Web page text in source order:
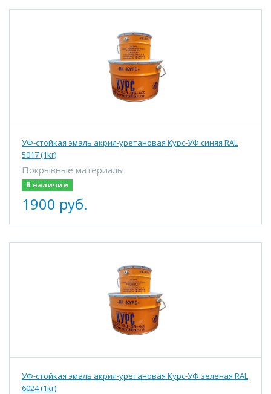
УФ-стойкая эмаль акрил-уретановая Курс-УФ синяя RAL
5017 (1кг)
Покрывные материалы
В наличии
1900 руб.
УФ-стойкая эмаль акрил-уретановая Курс-УФ зеленая RAL
6024 (1кг)